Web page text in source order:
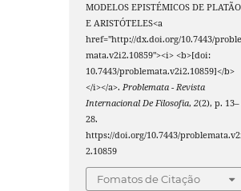
MODELOS EPISTÉMICOS DE PLATÃO
E ARISTÓTELES<a
href="http://dx.doi.org/10.7443/
mata.v2i2.10859"><i> <b>[doi:
10.7443/problemata.v2i2.10859]</b>
</i></a>. Problemata - Revista
Internacional De Filosofia,2(2), p. 13–
28.
https://doi.org/10.7443/
2.10859
Fomatos de Citação